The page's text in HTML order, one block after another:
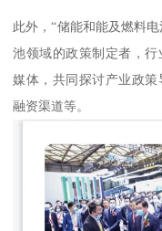
此外，“储能和能及燃料
池领域的政策制定者，
媒体，共同探讨产业政
融资渠道等。